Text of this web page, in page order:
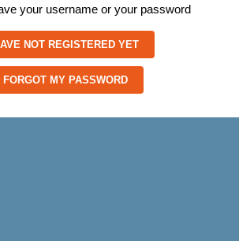
your username or your password